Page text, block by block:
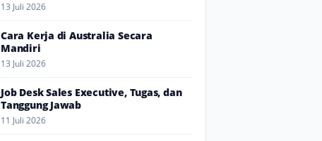
13 Juli 2026
Cara Kerja di Australia Secara
Mandiri
13 Juli 2026
Job Desk Sales Executive, Tugas, dan
Tanggung Jawab
11 Juli 2026